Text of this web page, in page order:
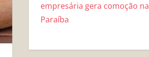
empresária gera comoção na
Paraíba